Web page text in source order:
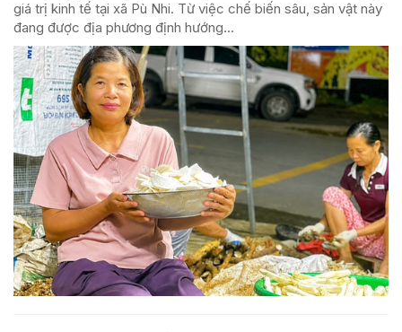
giá trị kinh tế tại xã Pù Nhi. Từ việc chế biến sâu, sản vật này
đang được địa phương định hướng...